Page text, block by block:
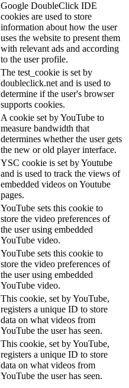
Google DoubleClick IDE
cookies are used to store
information about how the user
uses the website to present them
with relevant ads and according
to the user profile.
The test_cookie is set by
doubleclick.net and is used to
determine if the user's browser
supports cookies.
A cookie set by YouTube to
measure bandwidth that
determines whether the user gets
the new or old player interface.
YSC cookie is set by Youtube
and is used to track the views of
embedded videos on Youtube
pages.
YouTube sets this cookie to
store the video preferences of
the user using embedded
YouTube video.
YouTube sets this cookie to
store the video preferences of
the user using embedded
YouTube video.
This cookie, set by YouTube,
registers a unique ID to store
data on what videos from
YouTube the user has seen.
This cookie, set by YouTube,
registers a unique ID to store
data on what videos from
YouTube the user has seen.